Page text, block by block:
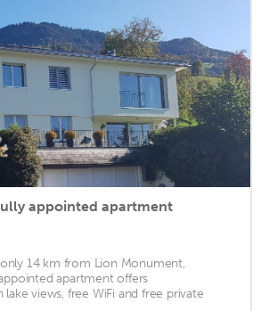
appointed apartment
14 km from Lion Monument,
apartment offers
views, free WiFi and free private